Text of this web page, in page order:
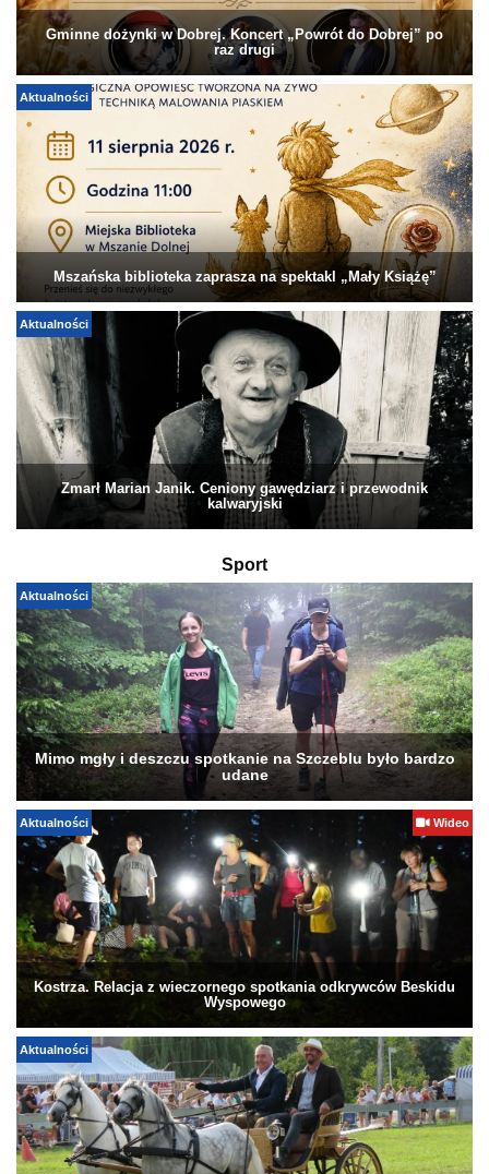
Gminne dożynki w Dobrej. Koncert „Powrót do Dobrej” po
raz drugi
Aktualności
Mszańska biblioteka zaprasza na spektakl „Mały Książę”
Aktualności
Zmarł Marian Janik. Ceniony gawędziarz i przewodnik
kalwaryjski
Sport
Aktualności
Mimo mgły i deszczu spotkanie na Szczeblu było bardzo
udane
Aktualności Wideo
Kostrza. Relacja z wieczornego spotkania odkrywców Beskidu
Wyspowego
Aktualności